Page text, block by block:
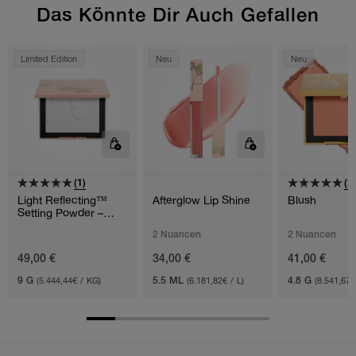
Das Könnte Dir Auch Gefallen
Limited Edition
(1)
Light Reflecting™
Setting Powder –
49,00 €
9 G (5.444,44€ / KG)
Neu
Afterglow Lip Shine
2 Nuancen
34,00 €
5.5 ML (6.181,82€ / L)
Neu
(2)
Blush
2 Nuancen
41,00 €
4.8 G